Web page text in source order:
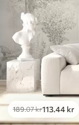
189.07kr113.44 kr